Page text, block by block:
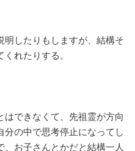
明したりもしますが、結構そ
れたりする。
はできなくて、先祖霊が方向
分の中で思考停止になってし
、お子さんとかだと結構一人